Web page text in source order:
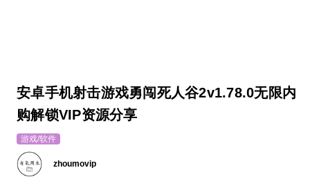
安卓手机射击游戏勇闯死人谷2v1.78.0无限内
购解锁VIP资源分享
游戏/软件
zhoumovip